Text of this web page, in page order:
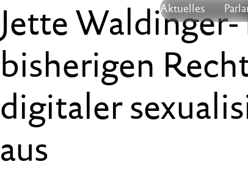
Aktuelles
Jette
bisherigen
digitaler
aus